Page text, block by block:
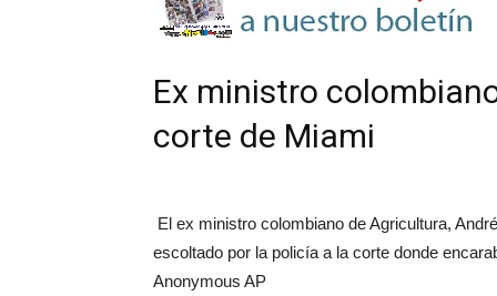
Ex ministro
corte de Miami
El ex ministro colombiano de Agricultura,
escoltado por la policía a la corte donde
Anonymous AP